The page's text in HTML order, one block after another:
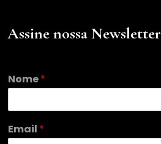
Assine nossa Newsletter
Nome*
*
E
Email *